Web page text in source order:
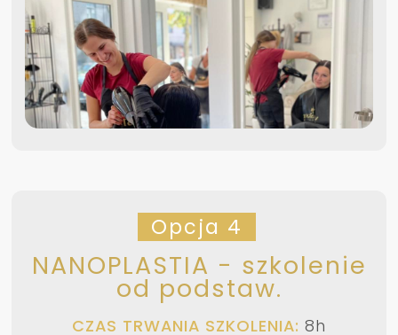
Opcja 4
NANOPLASTIA - szkolenie
od podstaw.
CZAS TRWANIA SZKOLENIA: 8h